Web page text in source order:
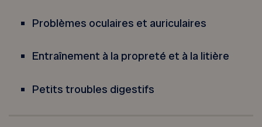
Problèmes oculaires et auriculaires
Entraînement à la propreté et à la litière
Petits troubles digestifs